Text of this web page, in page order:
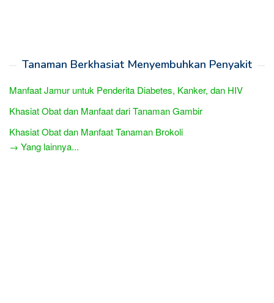
Tanaman Berkhasiat Menyembuhkan Penyakit
Manfaat Jamur untuk Penderita Diabetes, Kanker, dan HIV
Khasiat Obat dan Manfaat dari Tanaman Gambir
Khasiat Obat dan Manfaat Tanaman Brokoli
→ Yang lainnya...